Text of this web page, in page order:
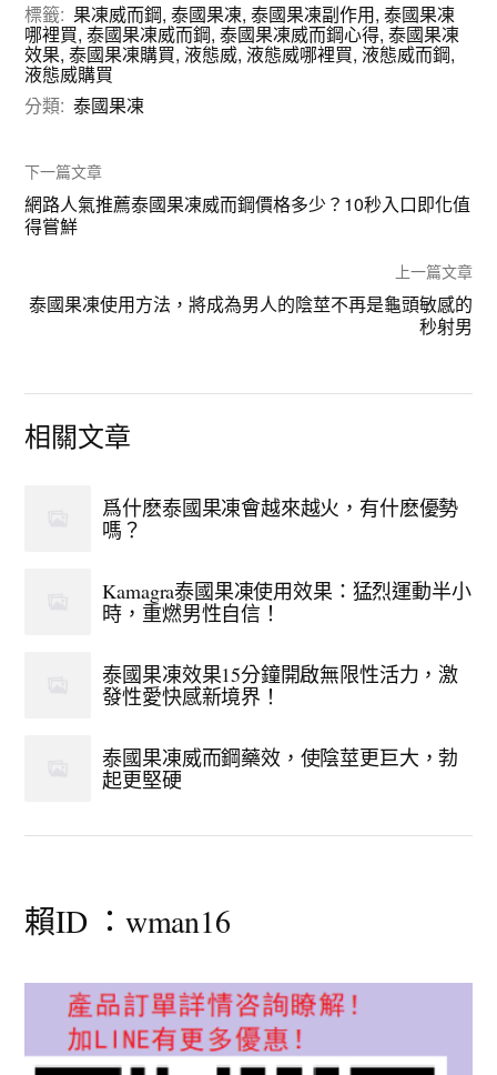
標籤: 果凍威而鋼,泰國果凍,泰國果凍副作用,泰國果凍
哪裡買,泰國果凍威而鋼,泰國果凍威而鋼心得,泰國果凍
效果,泰國果凍購買, 液態威, 液態威哪裡買, 液態威而鋼,
液態威購買
分類: 泰國果凍
下一篇文章
網路人氣推薦泰國果凍威而鋼價格多少？10秒入口即化值
得嘗鮮
上一篇文章
泰國果凍使用方法，將成為男人的陰莖不再是龜頭敏感的
秒射男
相關文章
爲什麽泰國果凍會越來越火，有什麽優勢
嗎？
Kamagra泰國果凍使用效果：猛烈運動半小
時，重燃男性自信！
泰國果凍效果15分鐘開啟無限性活力，激
發性愛快感新境界！
泰國果凍威而鋼藥效，使陰莖更巨大，勃
起更堅硬
賴ID ：wman16